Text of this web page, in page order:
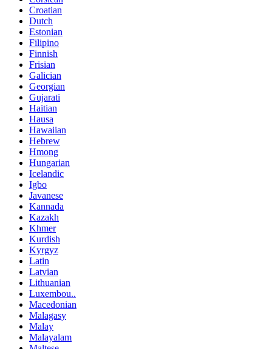
Croatian
Dutch
Estonian
Filipino
Finnish
Frisian
Galician
Georgian
Gujarati
Haitian
Hausa
Hawaiian
Hebrew
Hmong
Hungarian
Icelandic
Igbo
Javanese
Kannada
Kazakh
Khmer
Kurdish
Kyrgyz
Latin
Latvian
Lithuanian
Luxembou..
Macedonian
Malagasy
Malay
Malayalam